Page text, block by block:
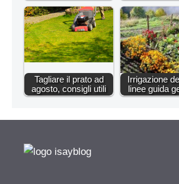
Tagliare il prato ad
agosto, consigli utili
Irrigazione
linee guida